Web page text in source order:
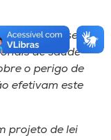
também se
de saúde
o perigo de
efetivam este
projeto de lei